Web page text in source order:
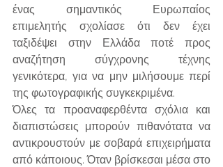
ένας σημαντικός Ευρωπαίος
επιμελητής σχολίασε ότι δεν έχει
ταξιδέψει στην Ελλάδα ποτέ προς
αναζήτηση σύγχρονης τέχνης
γενικότερα, για να μην μιλήσουμε περί
της φωτογραφικής συγκεκριμένα.
Όλες τα προαναφερθέντα σχόλια και
διαπιστώσεις μπορούν πιθανότατα να
αντικρουστούν με σοβαρά επιχειρήματα
από κάποιους. Όταν βρίσκεσαι μέσα στο